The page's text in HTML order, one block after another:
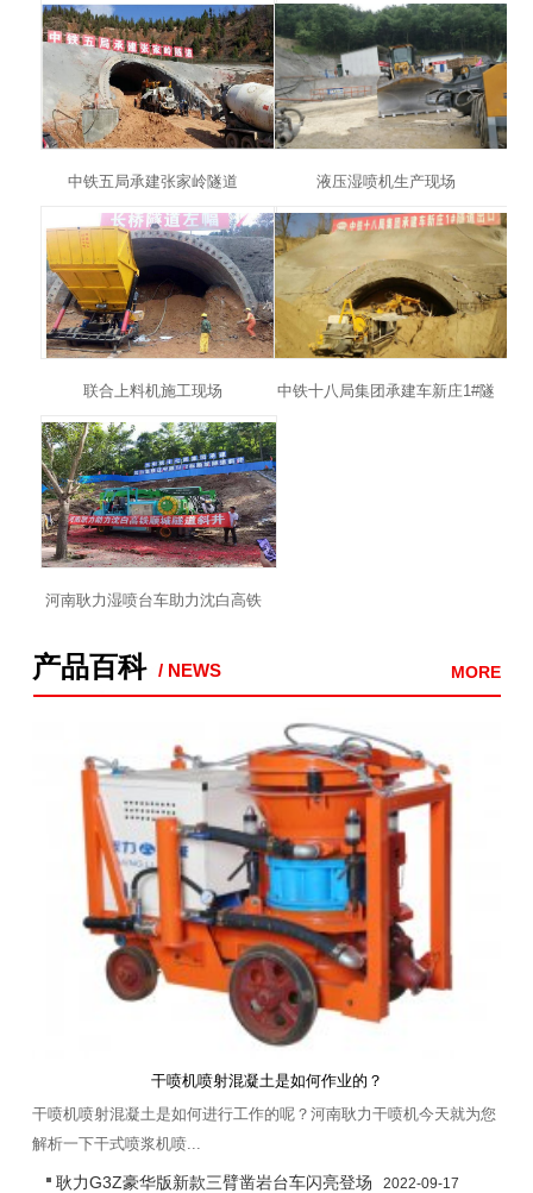
中铁五局承建张家岭隧道 液压湿喷机生产现场
联合上料机施工现场 中铁十八局集团承建车新庄1#隧
河南耿力湿喷台车助力沈白高铁
产品百科 / NEWS MORE
干喷机喷射混凝土是如何作业的？
干喷机喷射混凝土是如何进行工作的呢？河南耿力干喷机今天就为您
解析一下干式喷浆机喷...
耿力G3Z豪华版新款三臂凿岩台车闪亮登场 2022-09-17